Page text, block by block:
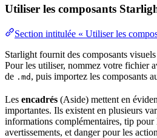
Utiliser les composants
Section intitulée « Utiliser les
Starlight fournit des composants
Pour les utiliser, nommez votre fichier
de .md , puis importez les composants
Les encadrés (Aside) mettent en
importantes. Ils existent en plusieurs
informations complémentaires, tip pour
avertissements, et danger pour les